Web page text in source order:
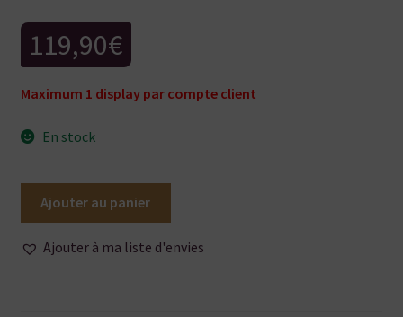
119,90€
Maximum 1 display par compte client
En stock
Wars
Ajouter au panier
Ajouter à ma liste d'envies